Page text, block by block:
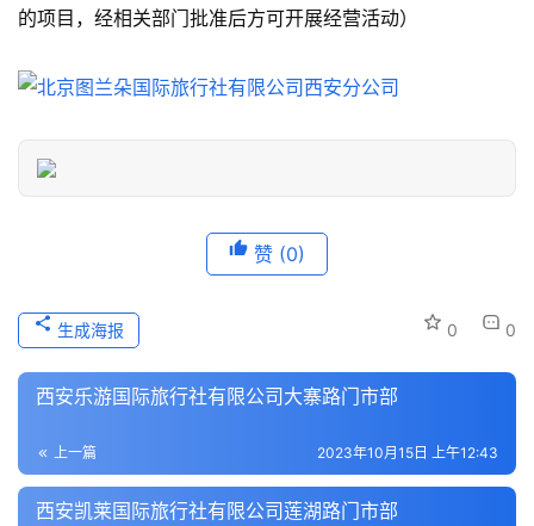
景
游
信
息
文
化
导
之
家
的项目，经相关部门批准后方可开展经营活动）
赞 (0)
0 0
生成海报
西安乐游国际旅行社有限公司大寨路门市部
上一篇 2023年10月15日 上午12:43
西安凯莱国际旅行社有限公司莲湖路门市部